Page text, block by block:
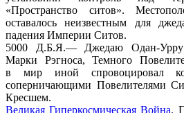
«Пространство ситов».
оставалось неизвестным для
падения Империи Ситов.
5000 Д.Б.Я.—ДжедаюОдан-Урру
Марки Рэгноса, Темного
в мириной спровоцировал
соперничающими Повелителями
Кресшем.
Великая Гиперкосмическая Война.